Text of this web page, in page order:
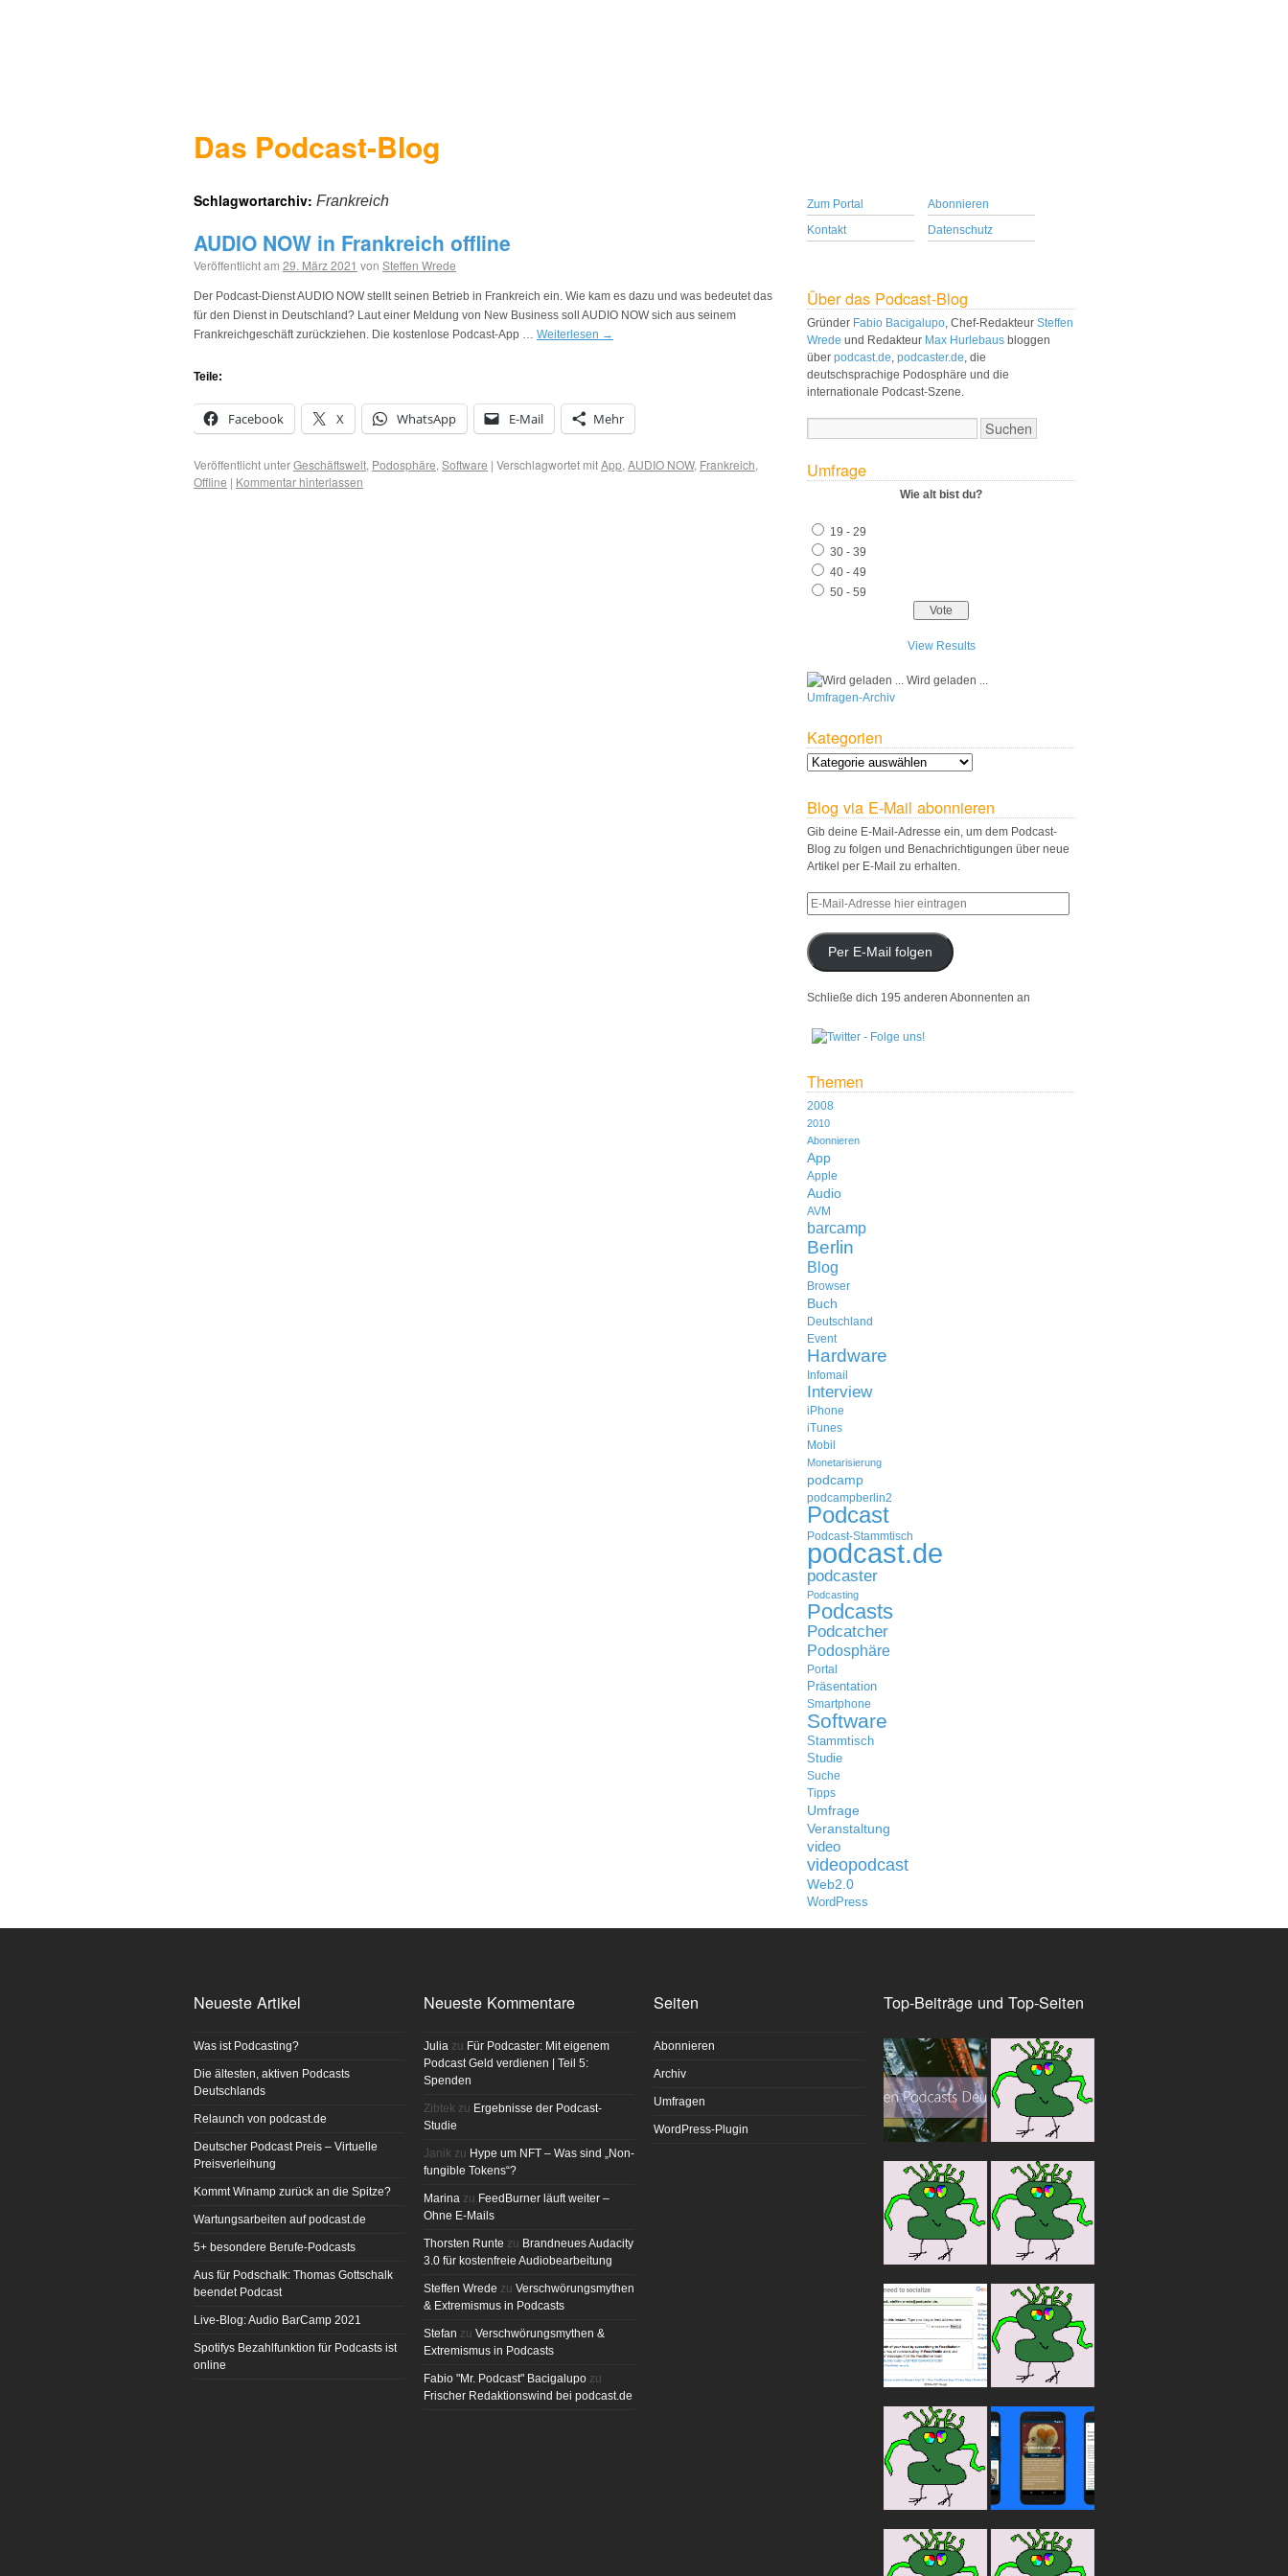
Das Podcast-Blog
Schlagwortarchiv: Frankreich
AUDIO NOW in Frankreich offline
Veröffentlicht am 29. März 2021 von Steffen Wrede
Der Podcast-Dienst AUDIO NOW stellt seinen Betrieb in Frankreich ein. Wie kam es dazu und was bedeutet das
für den Dienst in Deutschland? Laut einer Meldung von New Business soll AUDIO NOW sich aus seinem
Frankreichgeschäft zurückziehen. Die kostenlose Podcast-App … Weiterlesen →
Teile:
Facebook X WhatsApp E-Mail Mehr
Veröffentlicht unterGeschäftswelt, Podosphäre, Software | Verschlagwortet mitApp, AUDIO NOW, Frankreich,
Offline | Kommentar hinterlassen
Zum Portal
Abonnieren
Kontakt
Datenschutz
Über das Podcast-Blog
Gründer Fabio Bacigalupo, Chef-Redakteur Steffen
Wrede und Redakteur Max Hurlebaus bloggen
über podcast.de, podcaster.de, die
deutschsprachige Podosphäre und die
internationale Podcast-Szene.
Umfrage
Wie alt bist du?
19 - 29
30 - 39
40 - 49
50 - 59
View Results
Wird geladen ...
Umfragen-Archiv
Kategorien
Blog via E-Mail abonnieren
Gib deine E-Mail-Adresse ein, um dem Podcast-
Blog zu folgen und Benachrichtigungen über neue
Artikel per E-Mail zu erhalten.
Per E-Mail folgen
Schließe dich 195 anderen Abonnenten an
Themen
2008
2010
Abonnieren
App
Apple
Audio
AVM
barcamp
Berlin
Blog
Browser
Buch
Deutschland
Event
Hardware
Infomail
Interview
iPhone
iTunes
Mobil
Monetarisierung
podcamp
podcampberlin2
Podcast
Podcast-Stammtisch
podcast.de
podcaster
Podcasting
Podcasts
Podcatcher
Podosphäre
Portal
Präsentation
Smartphone
Software
Stammtisch
Studie
Suche
Tipps
Umfrage
Veranstaltung
video
videopodcast
Web2.0
WordPress
Neueste Artikel
Was ist Podcasting?
Die ältesten, aktiven Podcasts
Deutschlands
Relaunch von podcast.de
Deutscher Podcast Preis – Virtuelle
Preisverleihung
Kommt Winamp zurück an die Spitze?
Wartungsarbeiten auf podcast.de
5+ besondere Berufe-Podcasts
Aus für Podschalk: Thomas Gottschalk
beendet Podcast
Live-Blog: Audio BarCamp 2021
Spotifys Bezahlfunktion für Podcasts ist
online
Neueste Kommentare
Julia zu Für Podcaster: Mit eigenem
Podcast Geld verdienen | Teil 5:
Spenden
Zibtek zu Ergebnisse der Podcast-
Studie
Janik zu Hype um NFT – Was sind „Non-
fungible Tokens“?
Marina zu FeedBurner läuft weiter –
Ohne E-Mails
Thorsten Runte zu Brandneues Audacity
3.0 für kostenfreie Audiobearbeitung
Steffen Wrede zu Verschwörungsmythen
& Extremismus in Podcasts
Stefan zu Verschwörungsmythen &
Extremismus in Podcasts
Fabio "Mr. Podcast" Bacigalupo zu
Frischer Redaktionswind bei podcast.de
Seiten
Abonnieren
Archiv
Umfragen
WordPress-Plugin
Top-Beiträge und Top-Seiten